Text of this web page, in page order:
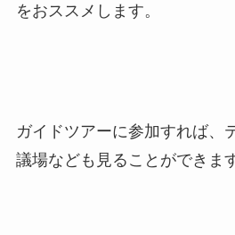
をおススメします。
ガイドツアーに参加すれば、
議場なども見ることができま